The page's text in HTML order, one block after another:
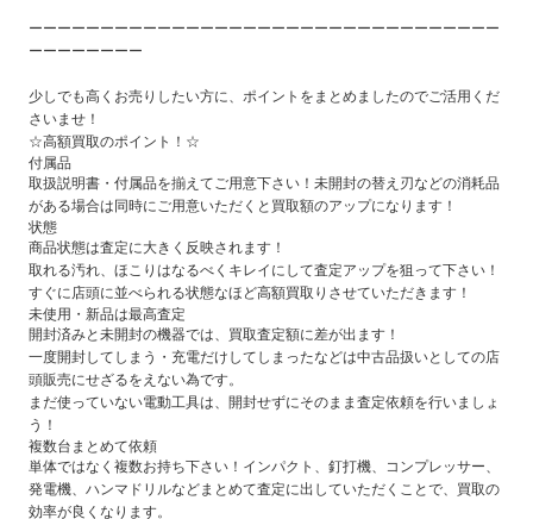
ーーーーーーーーーーーーーーーーーーーーーーーーーーーーーーーーー
ーーーーーーーー
少しでも高くお売りしたい方に、ポイントをまとめましたのでご活用くだ
さいませ！
☆高額買取のポイント！☆
付属品
取扱説明書・付属品を揃えてご用意下さい！未開封の替え刃などの消耗品
がある場合は同時にご用意いただくと買取額のアップになります！
状態
商品状態は査定に大きく反映されます！
取れる汚れ、ほこりはなるべくキレイにして査定アップを狙って下さい！
すぐに店頭に並べられる状態なほど高額買取りさせていただきます！
未使用・新品は最高査定
開封済みと未開封の機器では、買取査定額に差が出ます！
一度開封してしまう・充電だけしてしまったなどは中古品扱いとしての店
頭販売にせざるをえない為です。
まだ使っていない電動工具は、開封せずにそのまま査定依頼を行いましょ
う！
複数台まとめて依頼
単体ではなく複数お持ち下さい！インパクト、釘打機、コンプレッサー、
発電機、ハンマドリルなどまとめて査定に出していただくことで、買取の
効率が良くなります。